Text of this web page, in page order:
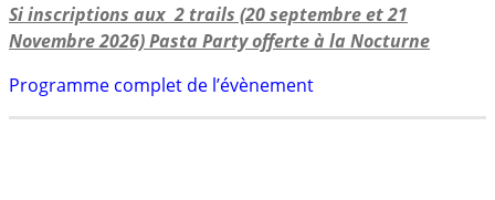
Si inscriptions aux 2 trails (20 septembre et 21
Novembre 2026) Pasta Party offerte à la Nocturne
Programme complet de l’évènement